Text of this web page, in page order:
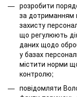
розробити
за дотриманням
захисту
що регулюють
даних щодо
у базах
містити норми
контролю;
повідомляти